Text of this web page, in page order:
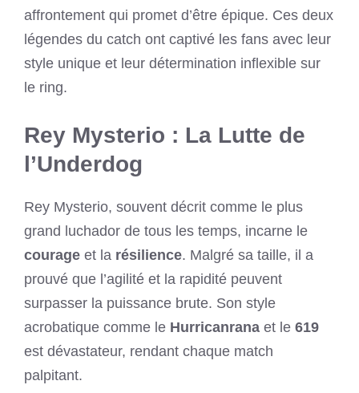
affrontement qui promet d’être épique. Ces deux
légendes du catch ont captivé les fans avec leur
style unique et leur détermination inflexible sur
le ring.
Rey Mysterio : La Lutte de
l’Underdog
Rey Mysterio, souvent décrit comme le plus
grand luchador de tous les temps, incarne le
courage et la résilience. Malgré sa taille, il a
prouvé que l’agilité et la rapidité peuvent
surpasser la puissance brute. Son style
acrobatique comme le Hurricanrana et le 619
est dévastateur, rendant chaque match
palpitant.